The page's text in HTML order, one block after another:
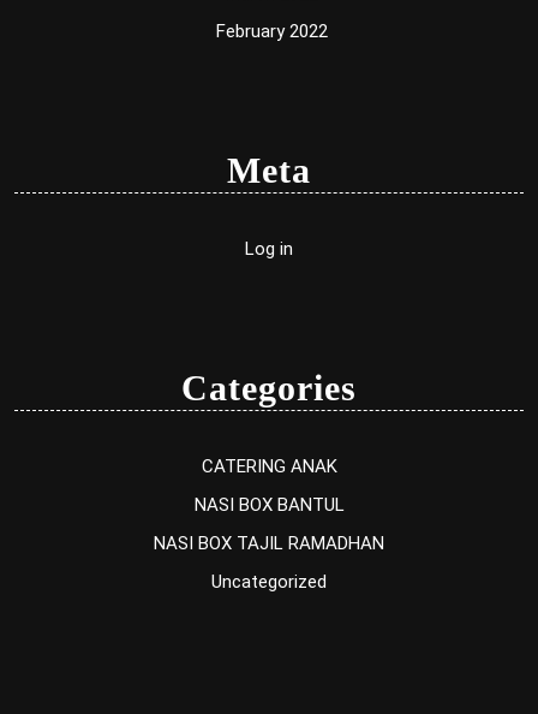
February 2022
Meta
Log in
Categories
CATERING ANAK
NASI BOX BANTUL
NASI BOX TAJIL RAMADHAN
Uncategorized